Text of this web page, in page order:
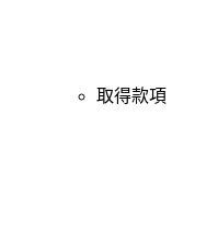
取得款項